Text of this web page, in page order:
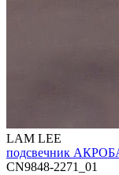
LAM LEE
подсвечник
CN9848-2271_01